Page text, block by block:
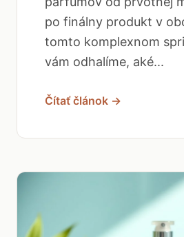
po finálny produkt v
tomto komplexnom
vám odhalíme, aké...
Čítať článok →